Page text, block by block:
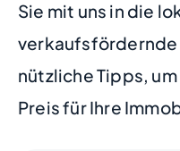
Sie mit uns in die
nützliche Tipps,
Preis für Ihre